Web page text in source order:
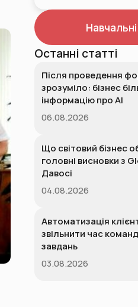
Останні статті
Після проведення
зрозуміло: бізнес
інформацію про AI
06.08.2026
Що світовий бізнес
головні висновки з
Давосі
04.08.2026
Автоматизація
звільнити час
завдань
03.08.2026